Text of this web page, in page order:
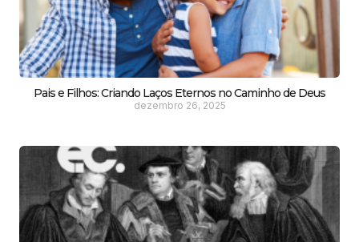
Pais e Filhos: Criando Laços Eternos no Caminho de Deus
dezembro 26, 2025